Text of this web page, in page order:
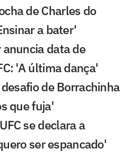
de Charles do
a bater'
anuncia data de
'A última dança'
de Borrachinha
que fuja'
se declara a
ser espancado'